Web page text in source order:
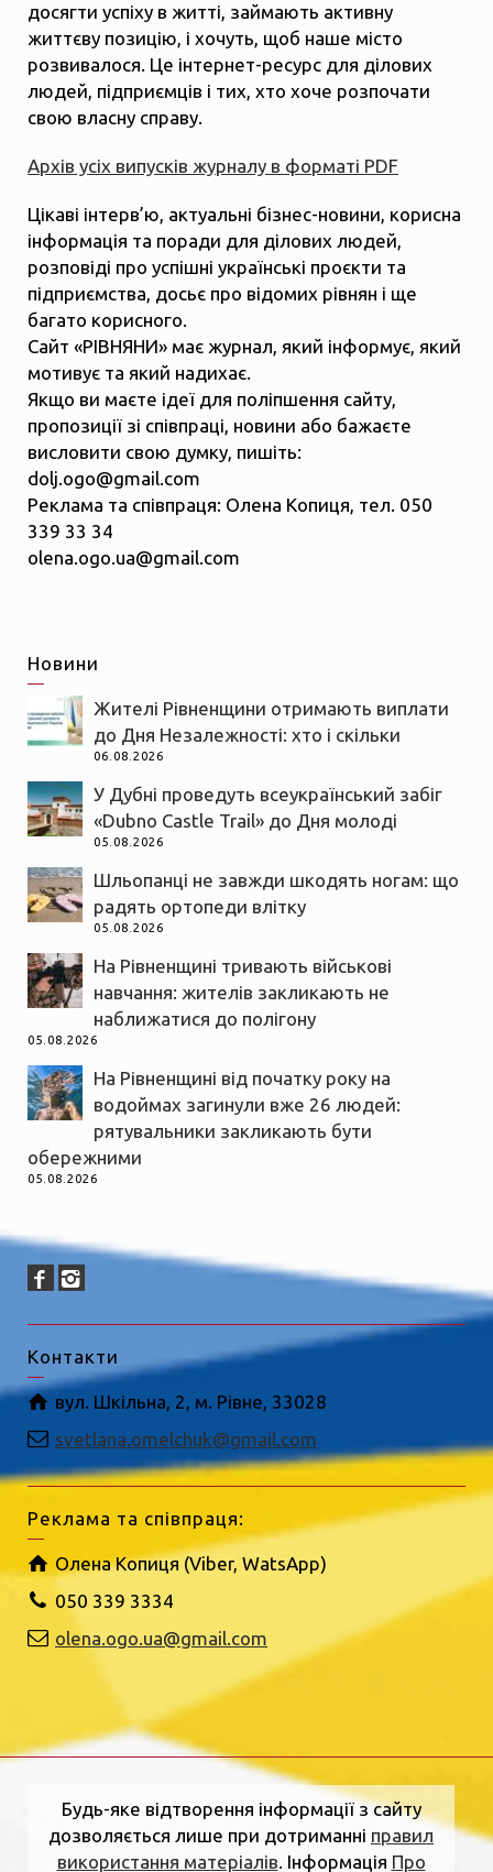
досягти успіху в житті, займають активну
життєву позицію, і хочуть, щоб наше місто
розвивалося. Це інтернет-ресурс для ділових
людей, підприємців і тих, хто хоче розпочати
свою власну справу.
Архів усіх випусків журналу в форматі PDF
Цікаві інтерв’ю, актуальні бізнес-новини, корисна
інформація та поради для ділових людей,
розповіді про успішні українські проєкти та
підприємства, досьє про відомих рівнян і ще
багато корисного.
Сайт «РІВНЯНИ» має журнал, який інформує, який
мотивує та який надихає.
Якщо ви маєте ідеї для поліпшення сайту,
пропозиції зі співпраці, новини або бажаєте
висловити свою думку, пишіть:
dolj.ogo@gmail.com
Реклама та співпраця: Олена Копиця, тел. 050
339 33 34
olena.ogo.ua@gmail.com
Новини
Жителі Рівненщини отримають виплати
до Дня Незалежності: хто і скільки
06.08.2026
У Дубні проведуть всеукраїнський забіг
«Dubno Castle Trail» до Дня молоді
05.08.2026
Шльопанці не завжди шкодять ногам: що
радять ортопеди влітку
05.08.2026
На Рівненщині тривають військові
навчання: жителів закликають не
наближатися до полігону
05.08.2026
На Рівненщині від початку року на
водоймах загинули вже 26 людей:
рятувальники закликають бути
обережними
05.08.2026
Контакти
вул. Шкільна, 2, м. Рівне, 33028
svetlana.omelchuk@gmail.com
Реклама та співпраця:
Олена Копиця (Viber, WatsApp)
050 339 3334
olena.ogo.ua@gmail.com
Будь-яке відтворення інформації з сайту
дозволяється лише при дотриманні правил
використання матеріалів. Інформація Про